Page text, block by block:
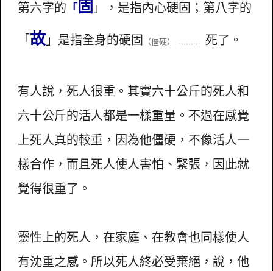
第六字的 「固 」，是指內心硬固；第八字的
「故」是指全身的硬固 （僵硬） .........死了。
有人說，死人很重。其實六十公斤的死人和
六十公斤的活人都是一樣重量。不過在感覺
上死人真的較重，因為他僵硬，不像活人一
樣合作，而且死人使人害怕、緊張，因此就
覺得很重了。
靈性上的死人，在家庭、在教會也同樣使人
有沈重之感。所以死人終必受棄絕，說，他